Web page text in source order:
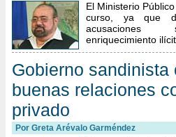
El Ministerio
curso, ya que
acusaciones
enriquecimiento
Gobierno sandinista
buenas relaciones
privado
Por Greta Arévalo Garméndez